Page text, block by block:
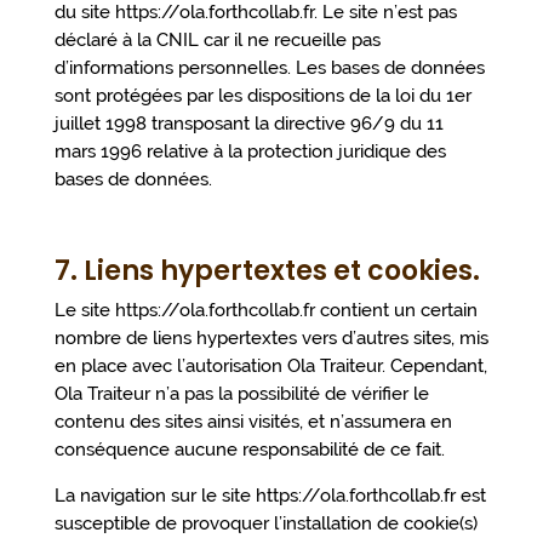
du site https://ola.forthcollab.fr. Le site n’est pas
déclaré à la CNIL car il ne recueille pas
d’informations personnelles. Les bases de données
sont protégées par les dispositions de la loi du 1er
juillet 1998 transposant la directive 96/9 du 11
mars 1996 relative à la protection juridique des
bases de données.
7. Liens hypertextes et cookies.
Le site https://ola.forthcollab.fr contient un certain
nombre de liens hypertextes vers d’autres sites, mis
en place avec l’autorisation Ola Traiteur. Cependant,
Ola Traiteur n’a pas la possibilité de vérifier le
contenu des sites ainsi visités, et n’assumera en
conséquence aucune responsabilité de ce fait.
La navigation sur le site https://ola.forthcollab.fr est
susceptible de provoquer l’installation de cookie(s)